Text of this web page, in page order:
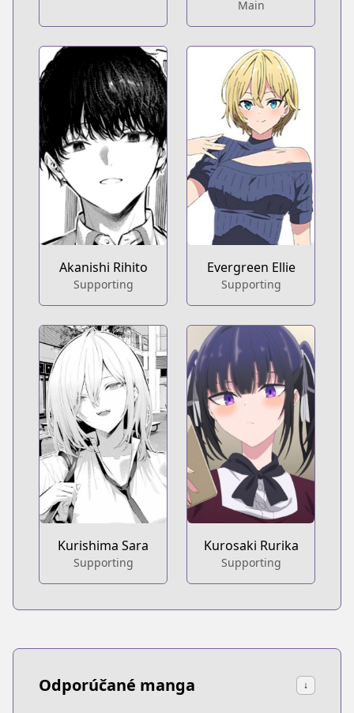
Main
Akanishi Rihito
Supporting
Evergreen Ellie
Supporting
Kurishima Sara
Supporting
Kurosaki Rurika
Supporting
Odporúčané manga ↓